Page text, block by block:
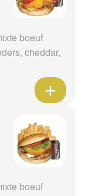
boeuf
cheddar,
boeuf